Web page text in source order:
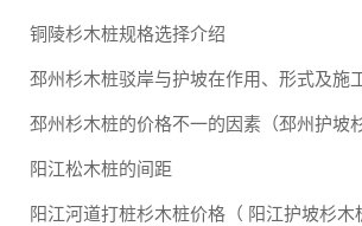
铜陵杉木桩规格选择介绍
邳州杉木桩驳岸与护坡在作用、形式及施
邳州杉木桩的价格不一的因素（邳州护坡
阳江松木桩的间距
阳江河道打桩杉木桩价格（ 阳江护坡杉木